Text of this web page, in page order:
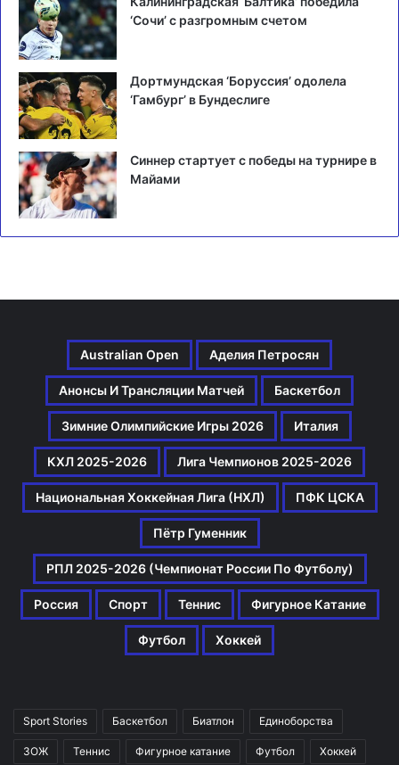
‘Сочи’ с разгромным счетом
Дортмундская ‘Боруссия’ одолела
‘Гамбург’ в Бундеслиге
Синнер стартует с победы на турнире в
Майами
Australian Open Аделия Петросян
Анонсы И Трансляции Матчей Баскетбол
Зимние Олимпийские Игры 2026 Италия
КХЛ 2025-2026 Лига Чемпионов 2025-2026
Национальная Хоккейная Лига (НХЛ) ПФК ЦСКА
Пётр Гуменник
РПЛ 2025-2026 (Чемпионат России По Футболу)
Россия Спорт Теннис Фигурное Катание
Футбол Хоккей
Sport Stories Баскетбол Биатлон Единоборства
ЗОЖ Теннис Фигурное катание Футбол Хоккей